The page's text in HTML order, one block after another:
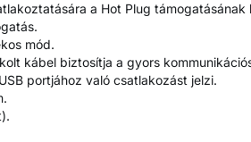
a Hot Plug támogatásának
mód.
kábel biztosítja a gyors
portjához való csatlakozást jelzi.